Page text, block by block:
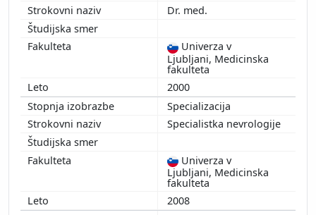
Dr. med.
Univerza v
Ljubljani, Medicinska
fakulteta
2000
Specializacija
Specialistka nevrologije
Univerza v
Ljubljani, Medicinska
fakulteta
2008